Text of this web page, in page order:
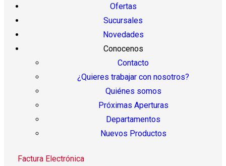
Ofertas
Sucursales
Novedades
Conocenos
Contacto
¿Quieres trabajar con nosotros?
Quiénes somos
Próximas Aperturas
Departamentos
Nuevos Productos
Factura Electrónica